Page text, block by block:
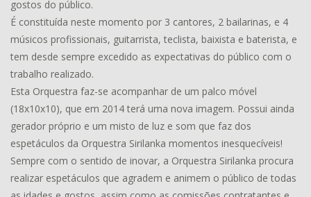
gostos do público.
É constituída neste momento por 3 cantores, 2 bailarinas, e 4
músicos profissionais, guitarrista, teclista, baixista e baterista, e
tem desde sempre excedido as expectativas do público com o
trabalho realizado.
Esta Orquestra faz-se acompanhar de um palco móvel
(18x10x10), que em 2014 terá uma nova imagem. Possui ainda
gerador próprio e um misto de luz e som que faz dos
espetáculos da Orquestra Sirilanka momentos inesquecíveis!
Sempre com o sentido de inovar, a Orquestra Sirilanka procura
realizar espetáculos que agradem e animem o público de todas